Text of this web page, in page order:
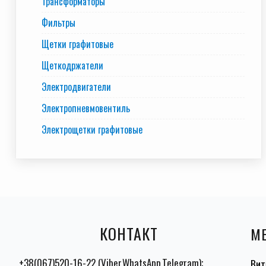
Фильтры
Щетки графитовые
Щеткодржатели
Электродвигатели
Электропневмовентиль
Электрощетки графитовые
КОНТАКТ
+38(067)520-16-22 (Viber,WhatsApp,Telegram);